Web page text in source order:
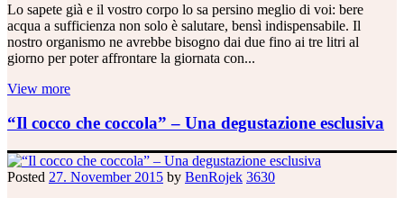
Lo sapete già e il vostro corpo lo sa persino meglio di voi: bere
acqua a sufficienza non solo è salutare, bensì indispensabile. Il
nostro organismo ne avrebbe bisogno dai due fino ai tre litri al
giorno per poter affrontare la giornata con...
View more
“Il cocco che coccola” – Una degustazione esclusiva
Posted 27. November 2015 by BenRojek 3630